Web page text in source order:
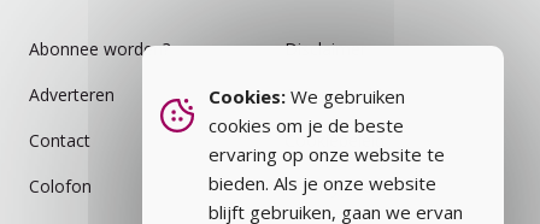
Abonnee worden?
Adverteren
Contact
Colofon
Disclaimer
Auteursrecht
Cookiebeleid
Privacybeleid
Cookies: We gebruiken
cookies om je de beste
ervaring op onze website te
bieden. Als je onze website
blijft gebruiken, gaan we ervan